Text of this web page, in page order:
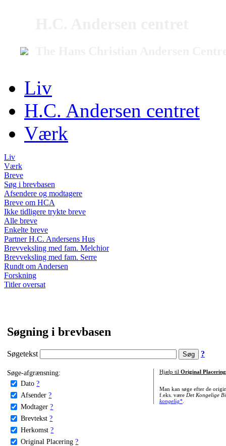
Liv
H.C. Andersen centret
Værk
Liv
Værk
Breve
Søg i brevbasen
Afsendere og modtagere
Breve om HCA
Ikke tidligere trykte breve
Alle breve
Enkelte breve
Partner H.C. Andersens Hus
Brevveksling med fam. Melchior
Brevveksling med fam. Serre
Rundt om Andersen
Forskning
Titler oversat
Søgning i brevbasen
Søgetekst ?
Søge-afgrænsning:
Dato ?
Afsender ?
Modtager ?
Brevtekst ?
Herkomst ?
Original Placering ?
Hjælp til Original Placering
Man kan søge efter de
f.eks. være Det Kongelige
kongelig*.